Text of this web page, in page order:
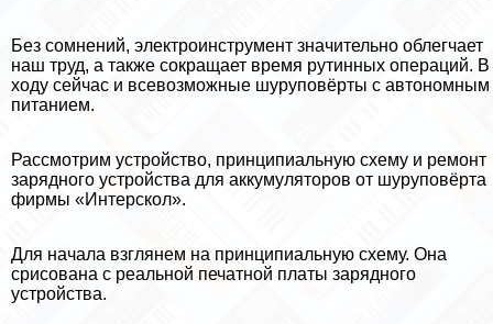
Без сомнений, электроинструмент значительно облегчает
наш труд, а также сокращает время рутинных операций. В
ходу сейчас и всевозможные шуруповёрты с автономным
питанием.
Рассмотрим устройство, принципиальную схему и ремонт
зарядного устройства для аккумуляторов от шуруповёрта
фирмы «Интерскол».
Для начала взглянем на принципиальную схему. Она
срисована с реальной печатной платы зарядного
устройства.